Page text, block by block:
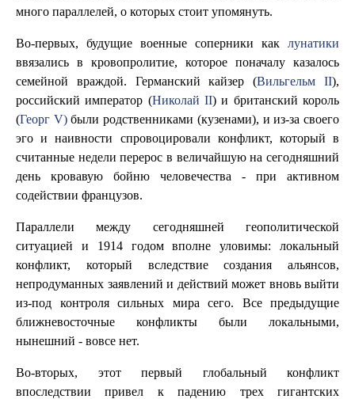
много параллелей, о которых стоит упомянуть.
Во-первых, будущие военные соперники как лунатики
ввязались в кровопролитие, которое поначалу казалось
семейной враждой. Германский кайзер (Вильгельм II),
российский император (Николай II) и британский король
(Георг V)были родственниками (кузенами), и из-за своего
эго и наивности спровоцировали конфликт, который в
считанные недели перерос в величайшую на сегодняшний
день кровавую бойню человечества - при активном
содействии французов.
Параллели между сегодняшней геополитической
ситуацией и 1914 годом вполне уловимы: локальный
конфликт, который вследствие создания альянсов,
непродуманных заявлений и действий может вновь выйти
из-под контроля сильных мира сего. Все предыдущие
ближневосточные конфликты были локальными,
нынешний - вовсе нет.
Во-вторых, этот первый глобальный конфликт
впоследствии привел к падению трех гигантских